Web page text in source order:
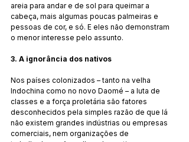
areia para andar e de sol para queimar a
cabeça, mais algumas poucas palmeiras e
pessoas de cor, e só. E eles não demonstram
o menor interesse pelo assunto.
3. A ignorância dos nativos
Nos países colonizados – tanto na velha
Indochina como no novo Daomé – a luta de
classes e a força proletária são fatores
desconhecidos pela simples razão de que lá
não existem grandes indústrias ou empresas
comerciais, nem organizações de